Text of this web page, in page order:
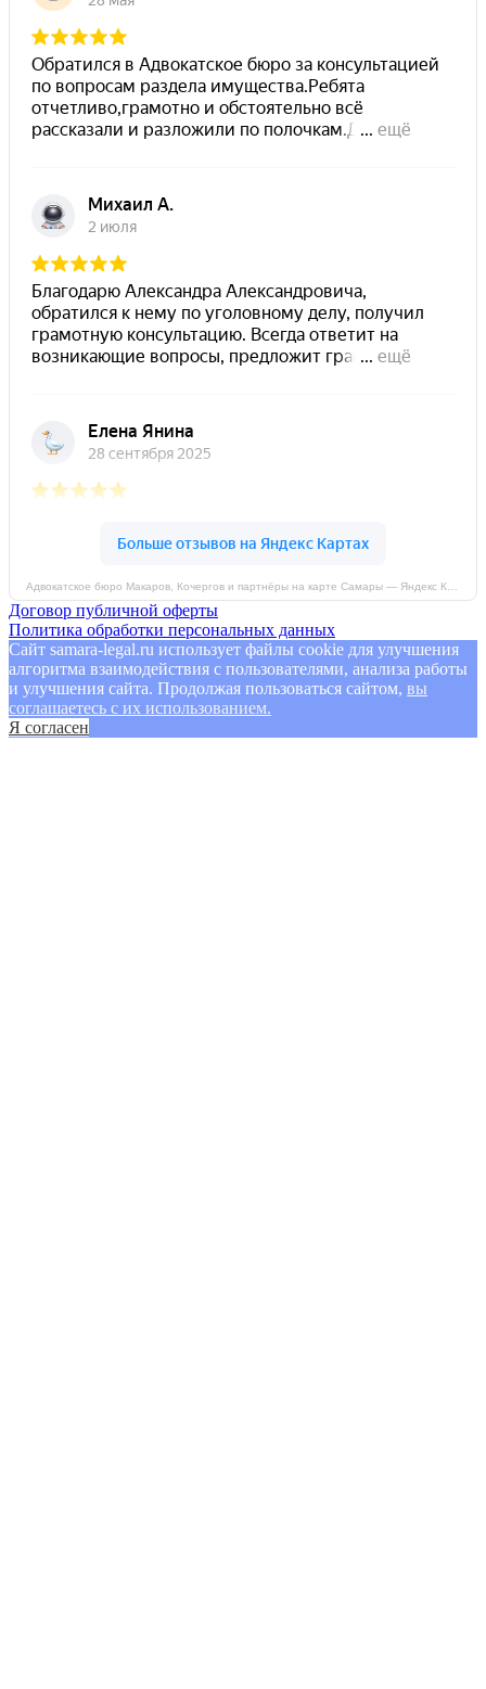
Договор публичной оферты
Политика обработки персональных данных
Сайт samara-legal.ru использует файлы cookie для улучшения
алгоритма взаимодействия с пользователями, анализа работы
и улучшения сайта. Продолжая пользоваться сайтом, вы
соглашаетесь с их использованием.
Я согласен